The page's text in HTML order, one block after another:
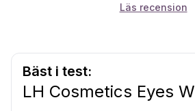
Läs recension
Bäst i test:
LH Cosmetics Eyes